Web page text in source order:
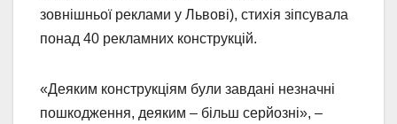
зовнішньої реклами у Львові), стихія зіпсувала
понад 40 рекламних конструкцій.
«Деяким конструкціям були завдані незначні
пошкодження, деяким – більш серйозні», –